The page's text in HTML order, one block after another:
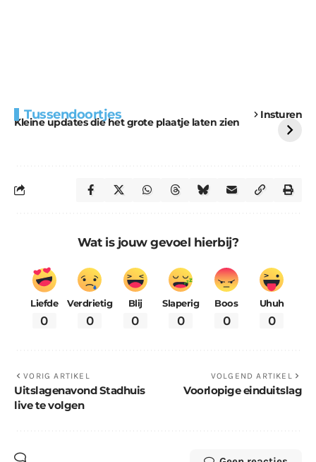
Tussendoortjes Insturen
Kleine updates die het grote plaatje laten zien
voor kabouters
uitdaging
Wat is jouw gevoel hierbij?
Liefde
0
Verdrietig
0
Blij
0
Slaperig
0
Boos
0
Uhuh
0
VORIG ARTIKEL
Uitslagenavond Stadhuis
live te volgen
VOLGEND ARTIKEL
Voorlopige einduitslag